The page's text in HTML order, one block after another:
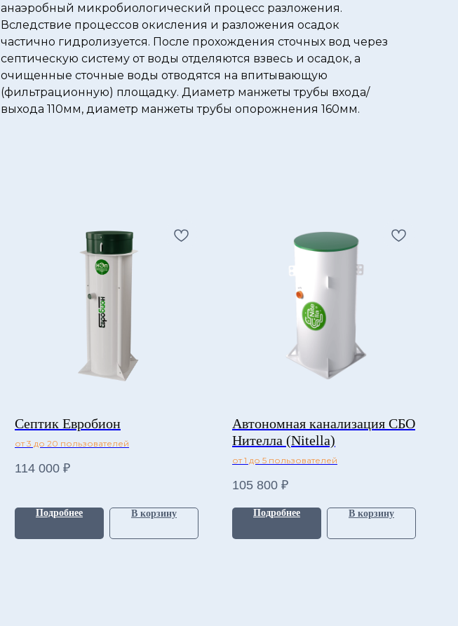
анаэробный микробиологический процесс разложения.
Вследствие процессов окисления и разложения осадок
частично гидролизуется. После прохождения сточных вод через
септическую систему от воды отделяются взвесь и осадок, а
очищенные сточные воды отводятся на впитывающую
(фильтрационную) площадку. Диаметр манжеты трубы входа/
выхода 110мм, диаметр манжеты трубы опорожнения 160мм.
Септик Евробион
от 3 до 20 пользователей
114 000 ₽
Подробнее В корзину
Автономная канализация СБО
Нителла (Nitella)
от 1 до 5 пользователей
105 800 ₽
Подробнее В корзину